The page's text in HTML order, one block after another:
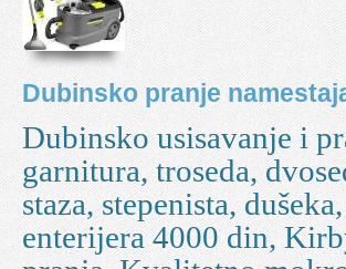
Dubinsko pranje
Dubinsko usisavanje i
garnitura, troseda,
staza, stepenista,
enterijera 4000 din,